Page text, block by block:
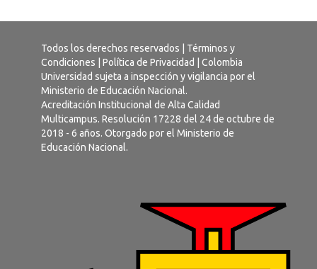
Todos los derechos reservados | Términos y
Condiciones
Política de Privacidad
| Colombia
Universidad sujeta a inspección y vigilancia por el
Ministerio de Educación Nacional.
Acreditación Institucional de Alta Calidad
Multicampus. Resolución 17228 del 24 de octubre de
2018 - 6 años. Otorgado por el Ministerio de
Educación Nacional.